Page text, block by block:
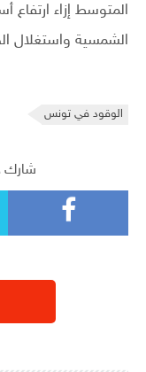
المتوسط إزاء ارتفاع
الشمسية واستغلال
الوقود في تونس
شارك